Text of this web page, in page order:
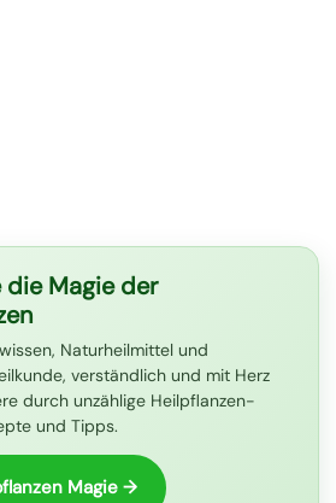
die Magie der
Naturheilmittel und
verständlich und mit Herz
durch unzählige Heilpflanzen-
und Tipps.
Magie →